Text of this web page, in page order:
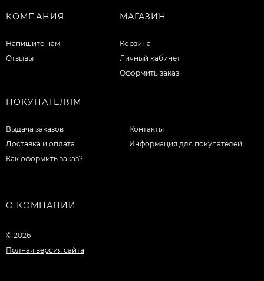
КОМПАНИЯ
Напишите нам
Отзывы
МАГАЗИН
Корзина
Личный кабинет
Оформить заказ
ПОКУПАТЕЛЯМ
Выдача заказов
Доставка и оплата
Как оформить заказ?
Контакты
Информация для покупателей
О КОМПАНИИ
© 2026
Полная версия сайта